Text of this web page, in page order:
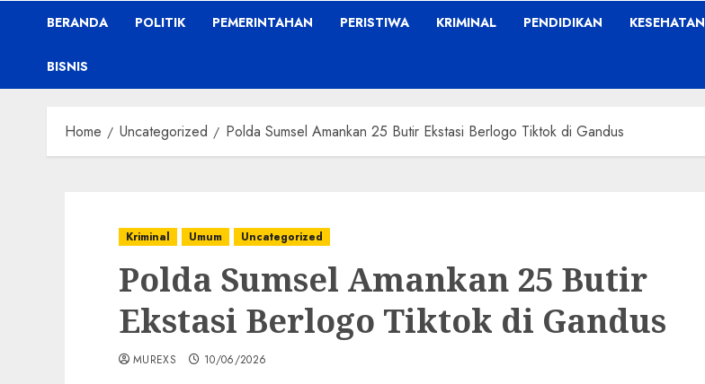
BERANDA POLITIK PEMERINTAHAN PERISTIWA KRIMINAL PENDIDIKAN KESEHATAN
BISNIS
Home Uncategorized Polda Sumsel Amankan 25 Butir Ekstasi Berlogo Tiktok di Gandus
Kriminal Umum Uncategorized
Polda Sumsel Amankan 25 Butir
Ekstasi Berlogo Tiktok di Gandus
MUREXS 10/06/2026